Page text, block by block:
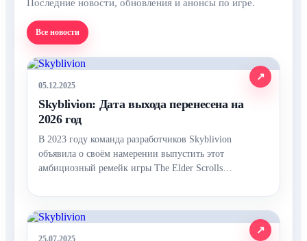
Последние новости, обновления и анонсы по игре.
Все новости
05.12.2025
Skyblivion: Дата выхода перенесена на
2026 год
В 2023 году команда разработчиков Skyblivion
объявила о своём намерении выпустить этот
амбициозный ремейк игры The Elder Scrolls…